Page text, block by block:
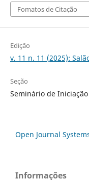
Fomatos de Citação
Edição
v. 11 n. 11 (2025):
Seção
Seminário de
Open Journal
Informações